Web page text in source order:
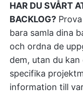
HAR DU SVÅRT
BACKLOG? Prova
bara samla dina
och ordna de
dem, utan du
specifika
information till